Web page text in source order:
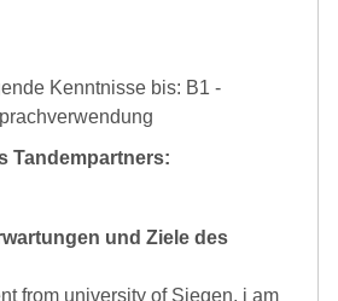
Kenntnisse bis: B1 -
Tandempartners:
und Ziele des
from university of Siegen, i am